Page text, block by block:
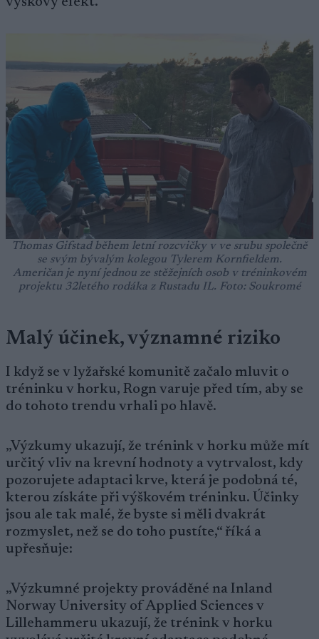
Thomas Gifstad během letní rozcvičky v ve srubu společně
se svým bývalým kolegou Tylerem Kornfieldem.
Američan je nyní jednou ze stěžejních osob v tréninkovém
projektu 32letého rodáka z Rustadu IL. Foto: Soukromé
Malý účinek, významné riziko
I když se v lyžařské komunitě začalo mluvit o
tréninku v horku, Rogn varuje před tím, aby se
do tohoto trendu vrhali po hlavě.
„Výzkumy ukazují, že trénink v horku může mít
určitý vliv na krevní hodnoty a vytrvalost, kdy
pozorujete adaptaci krve, která je podobná té,
kterou získáte při výškovém tréninku. Účinky
jsou ale tak malé, že byste si měli dvakrát
rozmyslet, než se do toho pustíte,“ říká a
upřesňuje:
„Výzkumné projekty prováděné na Inland
Norway University of Applied Sciences v
Lillehammeru ukazují, že trénink v horku